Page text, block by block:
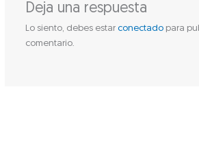
Deja una respuesta
Lo siento, debes estar conectadopara
comentario.